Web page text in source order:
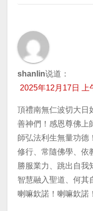
shanlin说道：
2025年12月17日 上
頂禮南無仁波切大日
善神們！感恩尊佛上
師弘法利生無量功德
修行、常隨佛學、依
勝服業力、跳出自我
智慧融入聖道、何其
喇嘛欽諾！喇嘛欽諾！